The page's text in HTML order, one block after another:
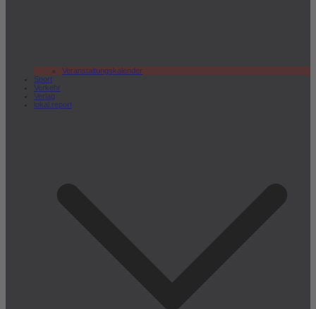
Veranstaltungskalender
Sport
Verkehr
Verlag
lokal.report